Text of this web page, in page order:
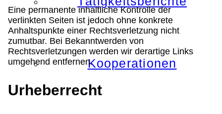
Kooperationen
Eine permanente inhaltliche Kontrolle der
verlinkten Seiten ist jedoch ohne konkrete
Anhaltspunkte einer Rechtsverletzung nicht
zumutbar. Bei Bekanntwerden von
Rechtsverletzungen werden wir derartige Links
umgehend entfernen.
Urheberrecht